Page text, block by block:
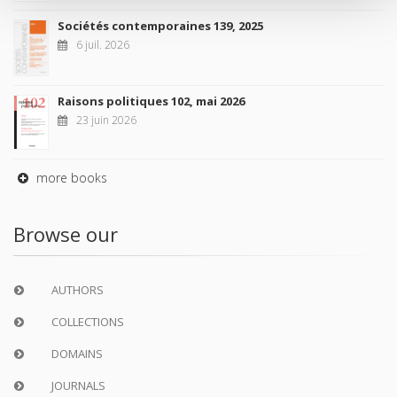
Sociétés contemporaines 139, 2025
6 juil. 2026
Raisons politiques 102, mai 2026
23 juin 2026
more books
Browse our
AUTHORS
COLLECTIONS
DOMAINS
JOURNALS